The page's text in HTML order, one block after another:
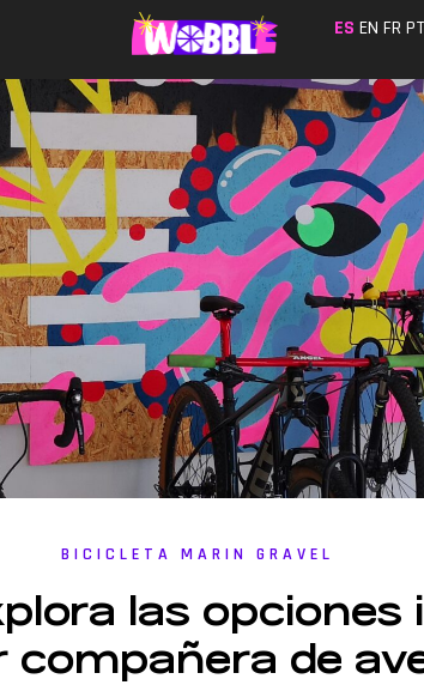
ES EN FR PT
BICICLETA MARIN GRAVEL
las opciones
de